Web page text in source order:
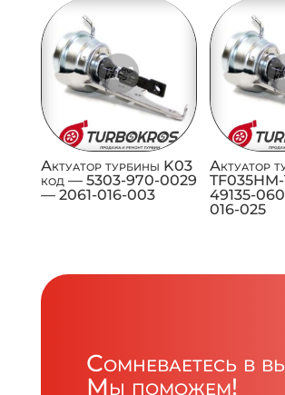
Актуатор турбины K03
код — 5303-970-0029
— 2061-016-003
Актуатор
49135-
016-025
Сомневаетесь в
Мы поможем!